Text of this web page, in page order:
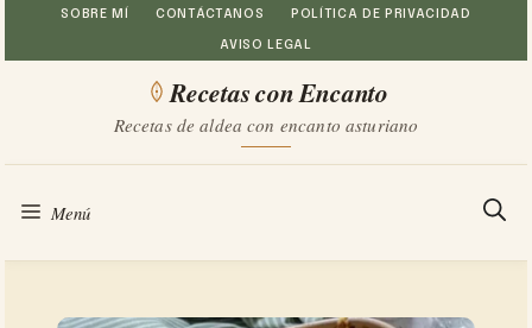
Saltar
al
SOBRE MÍ CONTÁCTANOS POLÍTICA DE PRIVACIDAD
AVISO LEGAL
Recetas con Encanto
Recetas de aldea con encanto asturiano
Menú